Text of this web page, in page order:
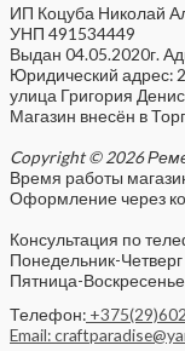
ИП Коцуба Николай
УНП 491534449
Выдан 04.05.2020г.
Юридический адрес:
улица Григория
Магазин внесён в
Copyright © 2026
Время работы
Оформление через
Консультация по
Понедельник-
Пятница-
Телефон:
Email: